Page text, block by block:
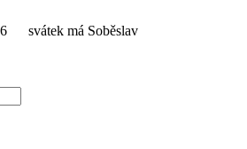
svátek má Soběslav